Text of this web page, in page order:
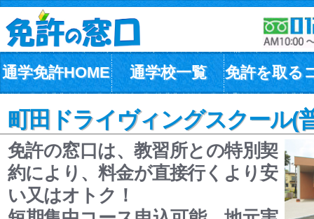
通学免許HOME 通学校一覧 免許を取る
町田ドライヴィングスクール(
免許の窓口は、教習所との特別契
約により、料金が直接行くより安
い又はオトク！